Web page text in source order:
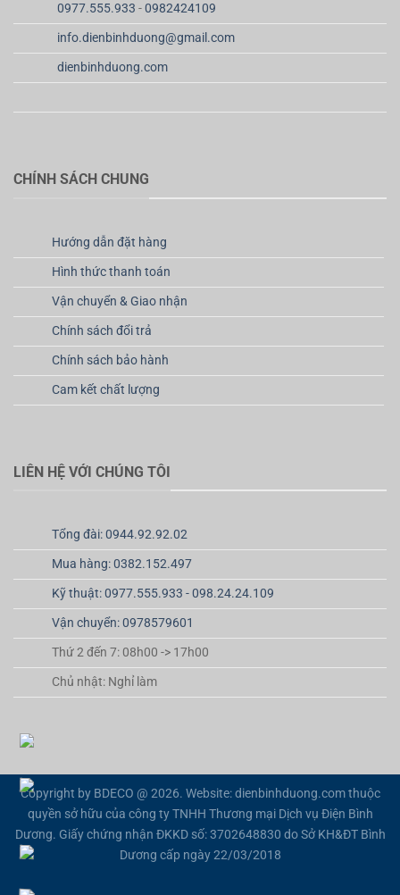
0977.555.933 -0982424109
info.dienbinhduong@gmail.com
dienbinhduong.com
CHÍNH SÁCH CHUNG
Hướng dẫn đặt hàng
Hình thức thanh toán
Vận chuyển & Giao nhận
Chính sách đổi trả
Chính sách bảo hành
Cam kết chất lượng
LIÊN HỆ VỚI CHÚNG TÔI
Tổng đài: 0944.92.92.02
Mua hàng: 0382.152.497
Kỹ thuật: 0977.555.933 - 098.24.24.109
Vận chuyển: 0978579601
Thứ 2 đến 7: 08h00 -> 17h00
Chủ nhật: Nghỉ làm
Copyright by BDECO @ 2026. Website: dienbinhduong.com thuộc
quyền sở hữu của công ty TNHH Thương mại Dịch vụ Điện Bình
Dương. Giấy chứng nhận ĐKKD số: 3702648830 do Sở KH&ĐT Bình
Dương cấp ngày 22/03/2018